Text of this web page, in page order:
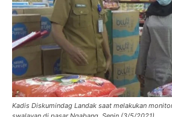
Kadis Diskumindag Landak saat melakukan